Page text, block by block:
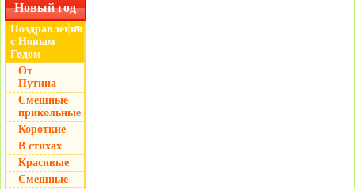
Новый год
Поздравления
с Новым
Годом
▼
От
Путина
Смешные
прикольные
Короткие
В стихах
Красивые
Смешные